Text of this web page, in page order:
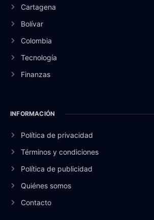
Cartagena
Bolívar
Colombia
Tecnología
Finanzas
INFORMACIÓN
Política de privacidad
Términos y condiciones
Política de publicidad
Quiénes somos
Contacto